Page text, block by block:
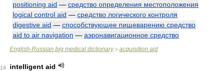
positioning aid — средство определения местоположения
logical control aid — средство логического контроля
digestive aid — способствующее пищеварению средство
aid to air navigation — аэронавигационное средство
English-Russian big medical dictionary> acquisition aid
14
intelligent aid